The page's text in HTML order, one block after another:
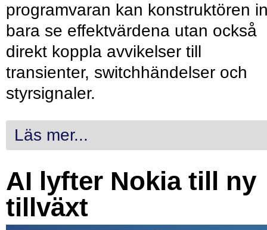
programvaran kan konstruktören
bara se effektvärdena utan också
direkt koppla avvikelser till
transienter, switchhändelser och
styrsignaler.
Läs mer...
AI lyfter Nokia till ny
tillväxt